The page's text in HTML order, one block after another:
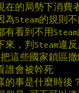
在的局勢下消費
Steam的規則不
看到不用
，判Steam違
這些國家鎖區
誰會被幹死
事是什麼時後